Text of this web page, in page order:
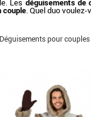
Les déguisements de
couple. Quel duo voulez-
Déguisements pour couples